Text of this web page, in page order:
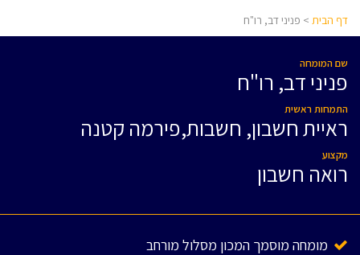
דף הבית > פניני דב, רו"ח
שם המומחה
פניני דב, רו"ח
התמחות ראשית
ראיית חשבון, חשבות,פירמה קטנה
מקצוע
רואה חשבון
מומחה מוסמך המכון מסלול מורחב